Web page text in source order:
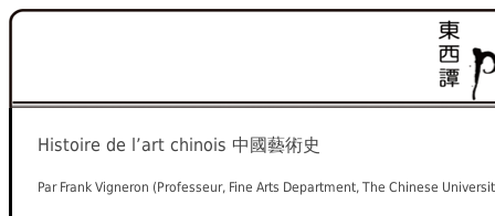
Histoire de l’art chinois 中國藝術史
Par Frank Vigneron (Professeur, Fine Arts Department, The Chinese